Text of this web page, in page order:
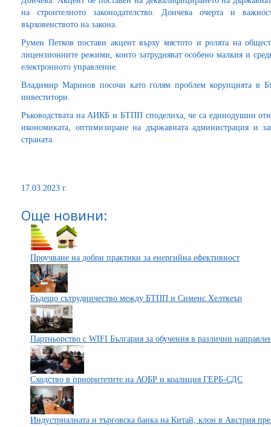
на строителното законодателство. Дончева очерта и
върховенството на закона.
Румен Петков постави акцент върху мястото и ролята на
лицензионните режими, които затрудняват особено малкия и
електронното управление.
Владимир Маринов посочи като голям проблем корупцията в
инвеститори.
Ръководствата на АИКБ и БТПП споделиха, че са единодушни
икономиката, оптимизиране на държавната администрация и
страната.
17.03.2023 г.
Още новини:
Проучване на добри практики за енергийна ефективност
Бъдещо сътрудничество между БТПП и Сименс Хелткеър
Партньорство с WIFI България за обучения в различни
Сходство в приоритетите на АОБР и коалиция ГЕРБ-СДС
Индустриалната и търговска банка на Китай, клон в Австрия